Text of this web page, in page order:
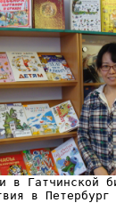
в Гатчинской
в